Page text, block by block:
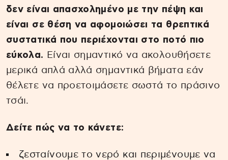
δεν είναι απασχολημένο με την πέψη και
είναι σε θέση να αφομοιώσει τα θρεπτικά
συστατικά που περιέχονται στο ποτό πιο
εύκολα. Είναι σημαντικό να ακολουθήσετε
μερικά απλά αλλά σημαντικά βήματα εάν
θέλετε να προετοιμάσετε σωστά το πράσινο
τσάι.
Δείτε πώς να το κάνετε:
ζεσταίνουμε το νερό και περιμένουμε να